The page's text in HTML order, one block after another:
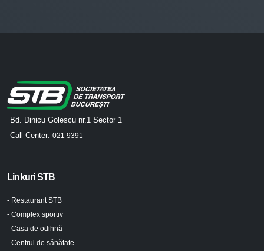
Bd. Dinicu Golescu nr.1 Sector 1
Call Center: 021 9391
Linkuri STB
- Restaurant STB
- Complex sportiv
- Casa de odihnă
- Centrul de sănătate